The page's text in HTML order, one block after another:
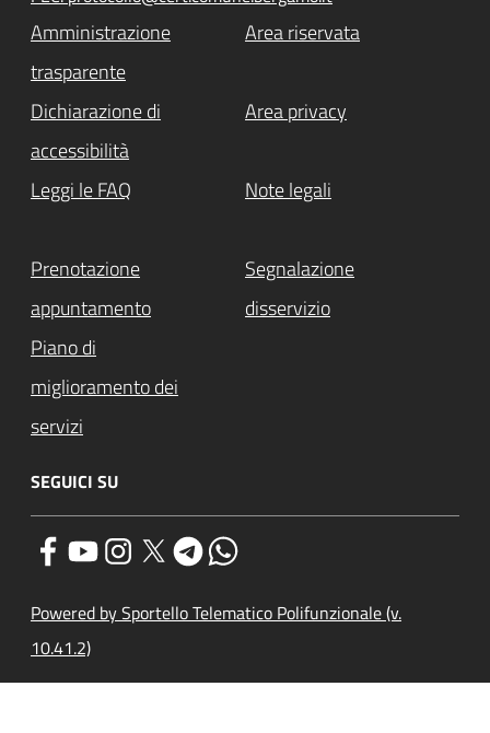
Amministrazione
trasparente
Area riservata
Dichiarazione di
accessibilità
Area privacy
Leggi le FAQ Note legali
Prenotazione
appuntamento
Segnalazione
disservizio
Piano di
miglioramento dei
servizi
SEGUICI SU
Powered by Sportello Telematico Polifunzionale (v.
10.41.2)